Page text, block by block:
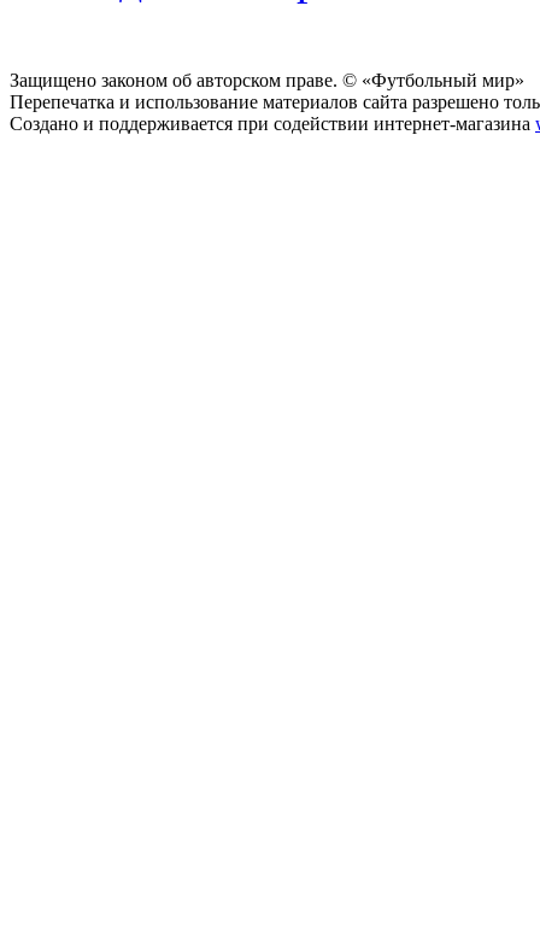
Защищено законом об авторском праве. © «Футбольный мир»
Перепечатка и использование материалов сайта разрешено
Создано и поддерживается при содействии интернет-магазина